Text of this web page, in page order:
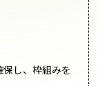
し、枠組みを